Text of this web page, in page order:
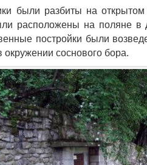
были разбиты на
расположены на поляне в
постройки были
соснового бора.